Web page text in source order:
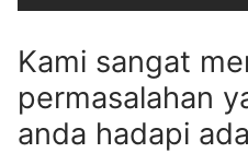
Kami sangat
permasalahan
anda hadapi